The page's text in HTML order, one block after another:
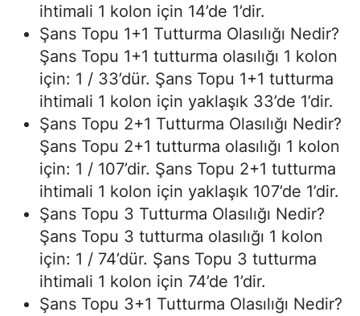
ihtimali 1 kolon için 14’de 1’dir.
Şans Topu 1+1 Tutturma Olasılığı Nedir?
Şans Topu 1+1 tutturma olasılığı 1 kolon
için: 1 / 33’dür. Şans Topu 1+1 tutturma
ihtimali 1 kolon için yaklaşık 33’de 1’dir.
Şans Topu 2+1 Tutturma Olasılığı Nedir?
Şans Topu 2+1 tutturma olasılığı 1 kolon
için: 1 / 107’dir. Şans Topu 2+1 tutturma
ihtimali 1 kolon için yaklaşık 107’de 1’dir.
Şans Topu 3 Tutturma Olasılığı Nedir?
Şans Topu 3 tutturma olasılığı 1 kolon
için: 1 / 74’dür. Şans Topu 3 tutturma
ihtimali 1 kolon için 74’de 1’dir.
Şans Topu 3+1 Tutturma Olasılığı Nedir?